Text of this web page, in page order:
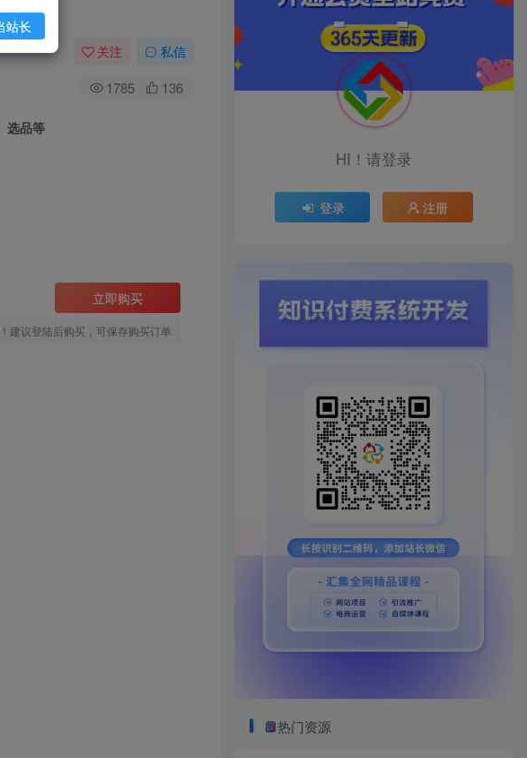
关注 私信
1785 136
选品等
立即购买
建议登陆后购买，可保存购买订单
HI！请登录
登录 注册
热门资源
站长